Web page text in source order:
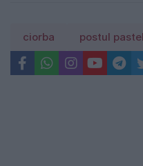
ciorba postul